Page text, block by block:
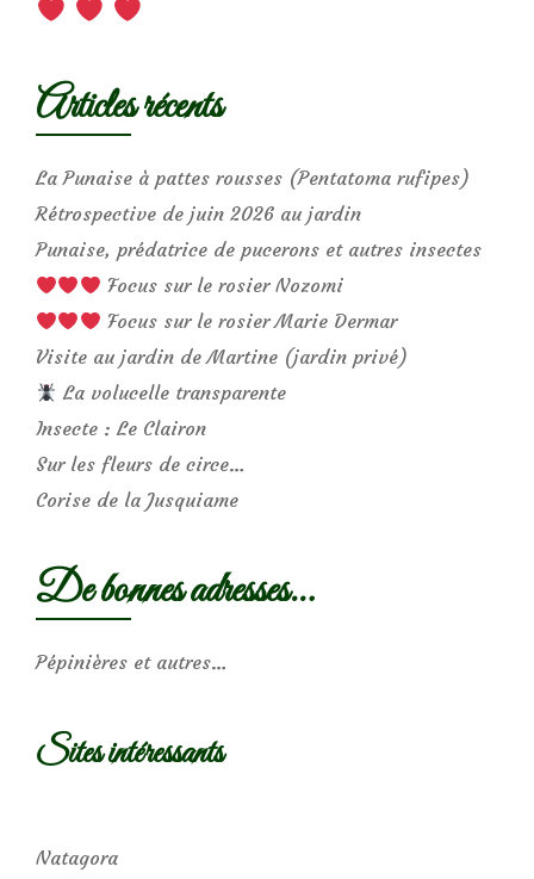
Articles récents
La Punaise à pattes rousses (Pentatoma rufipes)
Rétrospective de juin 2026 au jardin
Punaise, prédatrice de pucerons et autres insectes
Focus sur le rosier Nozomi
Focus sur le rosier Marie Dermar
Visite au jardin de Martine (jardin privé)
La volucelle transparente
Insecte : Le Clairon
Sur les fleurs de circe…
Corise de la Jusquiame
De bonnes adresses…
Pépinières et autres…
Sites intéressants
Natagora